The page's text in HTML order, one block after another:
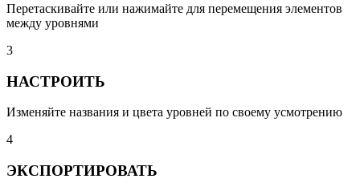
Перетаскивайте или нажимайте для перемещения элементов
между уровнями
3
НАСТРОИТЬ
Изменяйте названия и цвета уровней по своему усмотрению
4
ЭКСПОРТИРОВАТЬ